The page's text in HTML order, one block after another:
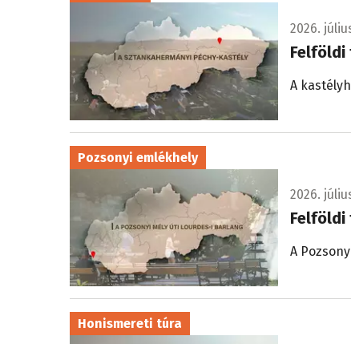
2026.
Felföldi
A
Pozsonyi emlékhely
2026.
Felföldi
A
Honismereti túra